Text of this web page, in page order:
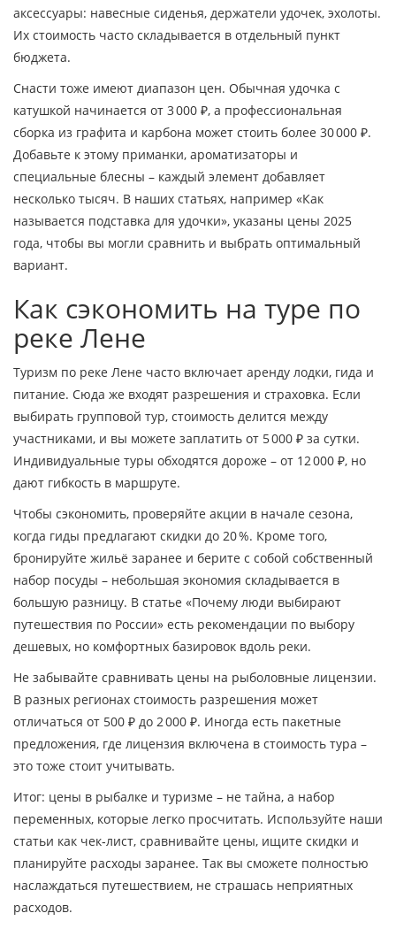
аксессуары: навесные сиденья, держатели удочек, эхолоты.
Их стоимость часто складывается в отдельный пункт
бюджета.
Снасти тоже имеют диапазон цен. Обычная удочка с
катушкой начинается от 3 000 ₽, а профессиональная
сборка из графита и карбона может стоить более 30 000 ₽.
Добавьте к этому приманки, ароматизаторы и
специальные блесны – каждый элемент добавляет
несколько тысяч. В наших статьях, например «Как
называется подставка для удочки», указаны цены 2025
года, чтобы вы могли сравнить и выбрать оптимальный
вариант.
Как сэкономить на туре по
реке Лене
Туризм по реке Лене часто включает аренду лодки, гида и
питание. Сюда же входят разрешения и страховка. Если
выбирать групповой тур, стоимость делится между
участниками, и вы можете заплатить от 5 000 ₽ за сутки.
Индивидуальные туры обходятся дороже – от 12 000 ₽, но
дают гибкость в маршруте.
Чтобы сэкономить, проверяйте акции в начале сезона,
когда гиды предлагают скидки до 20 %. Кроме того,
бронируйте жильё заранее и берите с собой собственный
набор посуды – небольшая экономия складывается в
большую разницу. В статье «Почему люди выбирают
путешествия по России» есть рекомендации по выбору
дешевых, но комфортных базировок вдоль реки.
Не забывайте сравнивать цены на рыболовные лицензии.
В разных регионах стоимость разрешения может
отличаться от 500 ₽ до 2 000 ₽. Иногда есть пакетные
предложения, где лицензия включена в стоимость тура –
это тоже стоит учитывать.
Итог: цены в рыбалке и туризме – не тайна, а набор
переменных, которые легко просчитать. Используйте наши
статьи как чек‑лист, сравнивайте цены, ищите скидки и
планируйте расходы заранее. Так вы сможете полностью
наслаждаться путешествием, не страшась неприятных
расходов.